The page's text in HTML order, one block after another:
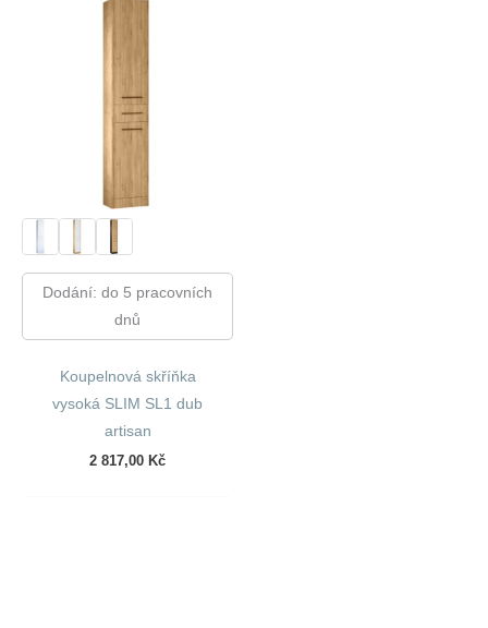
Dodání: do 5 pracovních
dnů
Koupelnová skříňka
vysoká SLIM SL1 dub
artisan
2 817,00 Kč